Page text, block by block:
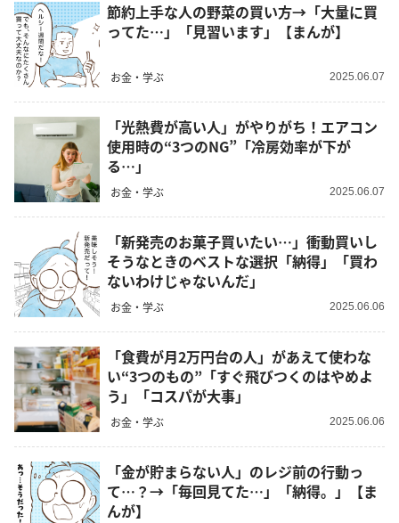
節約上手な人の野菜の買い方→「大量に買
ってた…」「見習います」【まんが】
お金・学ぶ 2025.06.07
「光熱費が高い人」がやりがち！エアコン
使用時の“3つのNG”「冷房効率が下が
る…」
お金・学ぶ 2025.06.07
「新発売のお菓子買いたい…」衝動買いし
そうなときのベストな選択「納得」「買わ
ないわけじゃないんだ」
お金・学ぶ 2025.06.06
「食費が月2万円台の人」があえて使わな
い“3つのもの”「すぐ飛びつくのはやめよ
う」「コスパが大事」
お金・学ぶ 2025.06.06
「金が貯まらない人」のレジ前の行動っ
て…？→「毎回見てた…」「納得。」【ま
んが】